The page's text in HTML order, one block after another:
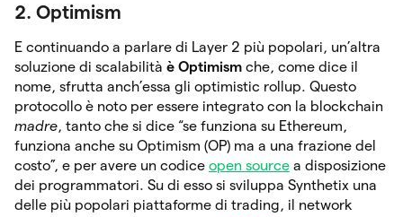
2. Optimism
E continuando a parlare di Layer 2 più popolari, un’altra
soluzione di scalabilità è Optimism che, come dice il
nome, sfrutta anch’essa gli optimistic rollup. Questo
protocollo è noto per essere integrato con la blockchain
madre, tanto che si dice “se funziona su Ethereum,
funziona anche su Optimism (OP) ma a una frazione del
costo”, e per avere un codice open source a disposizione
dei programmatori. Su di esso si sviluppa Synthetix una
delle più popolari piattaforme di trading, il network